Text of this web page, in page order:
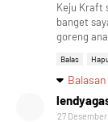
Keju Kraft
banget
goreng
Balas
Balasan
27